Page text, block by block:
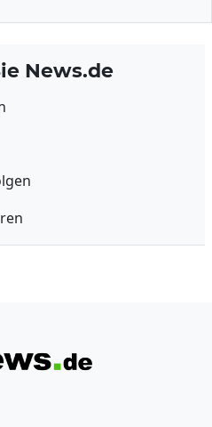
News.de